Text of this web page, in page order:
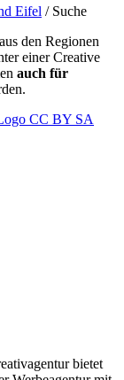
Eifel / Suche
den Regionen
einer Creative
auch für
bietet